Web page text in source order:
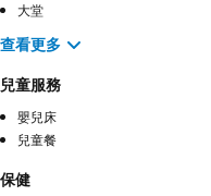
大堂
查看更多
兒童服務
嬰兒床
兒童餐
保健